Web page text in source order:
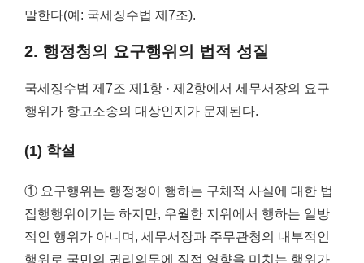
말한다(예: 국세징수법 제7조).
2. 행정청의 요구행위의 법적 성질
국세징수법 제7조 제1항 · 제2항에서 세무서장의 요구
행위가 항고소송의 대상인지가 문제된다.
(1) 학설
① 요구행위는 행정청이 행하는 구체적 사실에 대한 법
집행행위이기는 하지만, 우월한 지위에서 행하는 일방
적인 행위가 아니며, 세무서장과 주무관청의 내부적인
행위로 국민의 권리의무에 직접 영향을 미치는 행위가